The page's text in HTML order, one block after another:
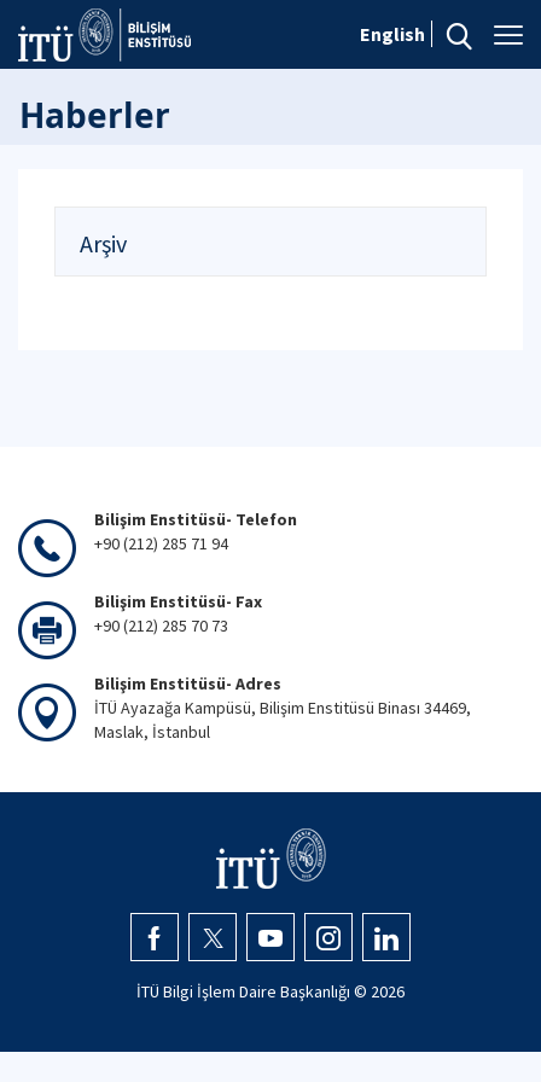
English
Haberler
Arşiv
Bilişim Enstitüsü- Telefon
+90 (212) 285 71 94
Bilişim Enstitüsü- Fax
+90 (212) 285 70 73
Bilişim Enstitüsü- Adres
İTÜ Ayazağa Kampüsü, Bilişim Enstitüsü Binası 34469,
Maslak, İstanbul
İTÜ Bilgi İşlem Daire Başkanlığı © 2026